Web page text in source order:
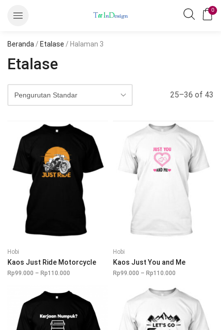
0
Beranda / Etalase / Halaman 3
Etalase
25–36 of 43
Hobi
Kaos Just Ride Motorcycle
Rp99.000 – Rp110.000
hingga
Rp110.000
Hobi
Kaos Just You and Me
Rp99.000 – Rp110.000
Rp99.000
hingga
Rp110.000